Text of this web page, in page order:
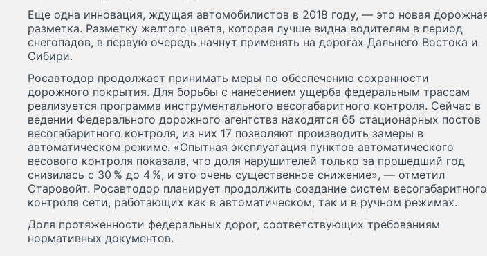
Еще одна инновация, ждущая автомобилистов в 2018 году, — это новая
разметка. Разметку желтого цвета, которая лучше видна водителям в период
снегопадов, в первую очередь начнут применять на дорогах Дальнего Востока и
Сибири.
Росавтодор продолжает принимать меры по обеспечению сохранности
дорожного покрытия. Для борьбы с нанесением ущерба федеральным трассам
реализуется программа инструментального весогабаритного контроля. Сейчас в
ведении Федерального дорожного агентства находятся 65 стационарных постов
весогабаритного контроля, из них 17 позволяют производить замеры в
автоматическом режиме. «Опытная эксплуатация пунктов автоматического
весового контроля показала, что доля нарушителей только за прошедший год
снизилась с 30 % до 4 %, и это очень существенное снижение», — отметил
Старовойт. Росавтодор планирует продолжить создание систем весогабаритного
контроля сети, работающих как в автоматическом, так и в ручном режимах.
Доля протяженности федеральных дорог, соответствующих требованиям
нормативных документов.